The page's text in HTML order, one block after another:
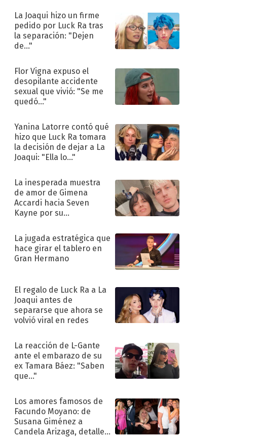
La Joaqui hizo un firme
pedido por Luck Ra tras
la separación: "Dejen
de..."
Flor Vigna expuso el
desopilante accidente
sexual que vivió: "Se me
quedó..."
Yanina Latorre contó qué
hizo que Luck Ra tomara
la decisión de dejar a La
Joaqui: "Ella lo..."
La inesperada muestra
de amor de Gimena
Accardi hacia Seven
Kayne por su
La jugada estratégica que
hace girar el tablero en
Gran Hermano
El regalo de Luck Ra a La
Joaqui antes de
separarse que ahora se
volvió viral en redes
La reacción de L-Gante
ante el embarazo de su
ex Tamara Báez: "Saben
que..."
Los amores famosos de
Facundo Moyano: de
Susana Giménez a
Candela Arizaga, detalles